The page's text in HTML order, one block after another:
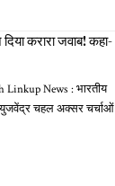
करारा जवाब! कहा-
Linkup News : भारतीय
चहल अक्सर चर्चाओं